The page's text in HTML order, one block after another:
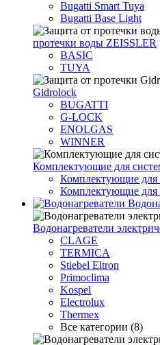
Bugatti Smart Tuya
Bugatti Base Light
протечки воды ZEISSLER
BASIC
TUYA
Gidrolock
BUGATTI
G-LOCK
ENOLGAS
WINNER
Комплектующие для
Комплектующие для
Комплектующие для
Водонагреватeли
CLAGE
TERMICA
Stiebel Eltron
Primoclima
Kospel
Electrolux
Thermex
Все категории (8)